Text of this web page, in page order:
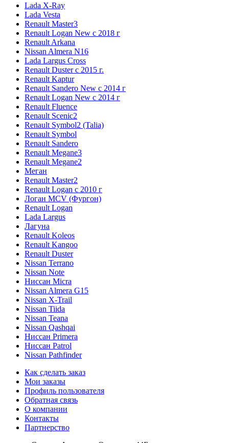
Lada X-Ray
Lada Vesta
Renault Master3
Renault Logan New с 2018 г
Renault Arkana
Nissan Almera N16
Lada Largus Cross
Renault Duster с 2015 г.
Renault Kaptur
Renault Sandero New с 2014 г
Renault Logan New с 2014 г
Renault Fluence
Renault Scenic2
Renault Symbol2 (Talia)
Renault Symbol
Renault Sandero
Renault Megane3
Renault Megane2
Меган
Renault Master2
Renault Logan c 2010 г
Логан МСV (Фургон)
Renault Logan
Lada Largus
Лагуна
Renault Koleos
Renault Kangoo
Renault Duster
Nissan Terrano
Nissan Note
Ниссан Micra
Nissan Almera G15
Nissan X-Trail
Nissan Tiida
Nissan Teana
Nissan Qashqai
Ниссан Primera
Ниссан Patrol
Nissan Pathfinder
Как сделать заказ
Мои заказы
Профиль пользователя
Обратная связь
О компании
Контакты
Партнерство